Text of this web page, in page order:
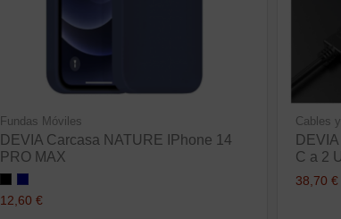
Fundas Móviles
DEVIA Carcasa NATURE IPhone 14
PRO MAX
12,60 €
Cables
C a 2
38,70 €